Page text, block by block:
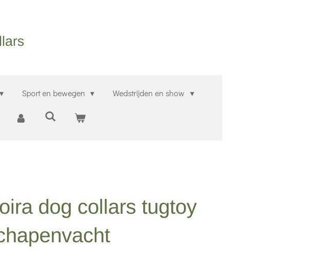
Sport en bewegen Wedstrijden en show
dog collars tugtoy